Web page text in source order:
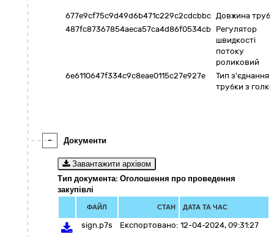
677e9cf75c9d49d6b471c229c2cdcbbc Довжина
487fc87367854aeca57ca4d86f0534cb Регулятор
швидкості
потоку
роликовий
6e6110647f334c9c8eae0115c27e927e
Тип з'єднання
трубки з
- Документи
Завантажити архівом
Тип документа: Оголошення про проведення
закупівлі
ФАЙЛ СТАН ДАТА ТА ЧАС
sign.p7s Експортовано: 12-04-2024, 09:31:27